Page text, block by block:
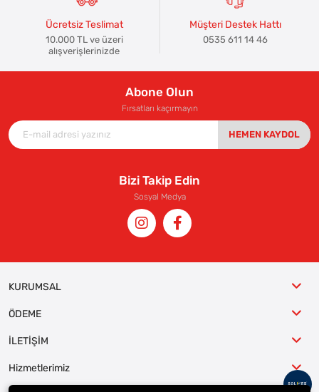
Ücretsiz Teslimat
10.000 TL ve üzeri
alışverişlerinizde
Müşteri Destek Hattı
0535 611 14 46
Abone Olun
Fırsatları kaçırmayın
HEMEN KAYDOL
Bizi Takip Edin
Sosyal Medya
KURUMSAL
ÖDEME
İLETİŞİM
Hizmetlerimiz